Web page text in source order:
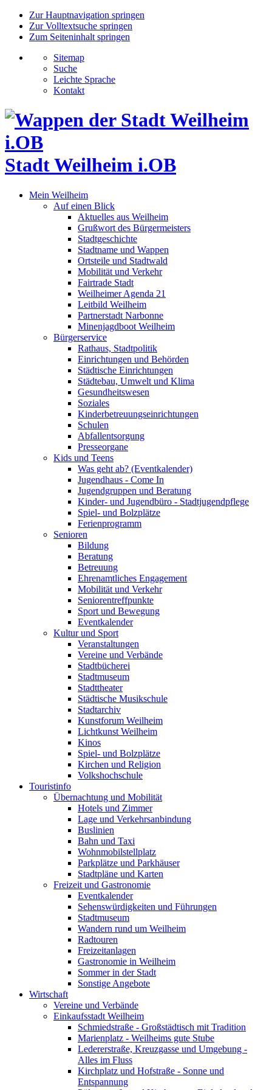
Zur Hauptnavigation springen
Zur Volltextsuche springen
Zum Seiteninhalt springen
Sitemap
Suche
Leichte Sprache
Kontakt
Stadt Weilheim i.OB
Mein Weilheim
Auf einen Blick
Aktuelles aus Weilheim
Grußwort des Bürgermeisters
Stadtgeschichte
Stadtname und Wappen
Ortsteile und Stadtwald
Mobilität und Verkehr
Fairtrade Stadt
Weilheimer Agenda 21
Leitbild Weilheim
Partnerstadt Narbonne
Minenjagdboot Weilheim
Bürgerservice
Rathaus, Stadtpolitik
Einrichtungen und Behörden
Städtische Einrichtungen
Städtebau, Umwelt und Klima
Gesundheitswesen
Soziales
Kinderbetreuungseinrichtungen
Schulen
Abfallentsorgung
Presseorgane
Kids und Teens
Was geht ab? (Eventkalender)
Jugendhaus - Come In
Jugendgruppen und Beratung
Kinder- und Jugendbüro - Stadtjugendpflege
Spiel- und Bolzplätze
Ferienprogramm
Senioren
Bildung
Beratung
Betreuung
Ehrenamtliches Engagement
Mobilität und Verkehr
Seniorentreffpunkte
Sport und Bewegung
Eventkalender
Kultur und Sport
Veranstaltungen
Vereine und Verbände
Stadtbücherei
Stadtmuseum
Stadttheater
Städtische Musikschule
Stadtarchiv
Kunstforum Weilheim
Lichtkunst Weilheim
Kinos
Spiel- und Bolzplätze
Kirchen und Religion
Volkshochschule
Touristinfo
Übernachtung und Mobilität
Hotels und Zimmer
Lage und Verkehrsanbindung
Buslinien
Bahn und Taxi
Wohnmobilstellplatz
Parkplätze und Parkhäuser
Stadtpläne und Karten
Freizeit und Gastronomie
Eventkalender
Sehenswürdigkeiten und Führungen
Stadtmuseum
Wandern rund um Weilheim
Radtouren
Freizeitanlagen
Gastronomie in Weilheim
Sommer in der Stadt
Sonstige Angebote
Wirtschaft
Vereine und Verbände
Einkaufsstadt Weilheim
Schmiedstraße - Großstädtisch mit Tradition
Marienplatz - Weilheims gute Stube
Ledererstraße, Kreuzgasse und Umgebung -
Alles im Fluss
Kirchplatz und Hofstraße - Sonne und
Entspannung